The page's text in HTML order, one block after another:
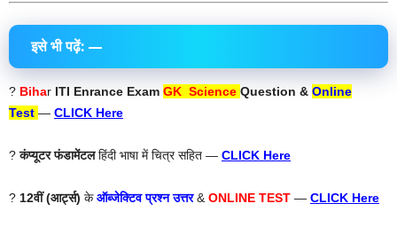
इसे भी पढ़ें: —
? Bihar ITI Enrance Exam GK Science Question & Online
Test — CLICK Here
?कंप्यूटर फंडामेंटलहिंदी भाषा में चित्र सहित — CLICK Here
? 12वीं (आर्ट्स) केऑब्जेक्टिव प्रश्न उत्तर & ONLINE TEST — CLICK Here